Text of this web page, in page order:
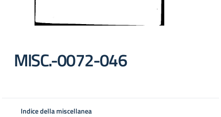
MISC.-0072-046
Indice della miscellanea